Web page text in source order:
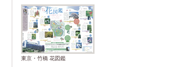
東京・竹橋 花図鑑